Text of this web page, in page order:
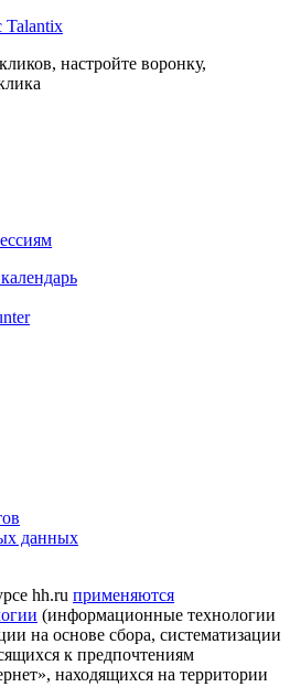
Talantix
настройте воронку,
данных
hh.ru применяются
(информационные технологии
на основе сбора, систематизации
к предпочтениям
находящихся на территории